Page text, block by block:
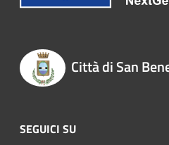
Città di San
SEGUICI SU